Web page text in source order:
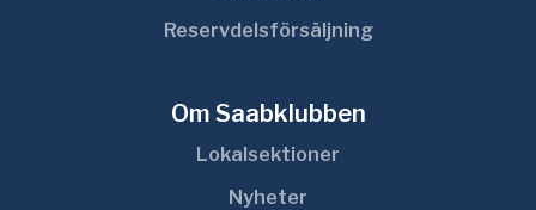
Reservdelsförsäljning
Om Saabklubben
Lokalsektioner
Nyheter